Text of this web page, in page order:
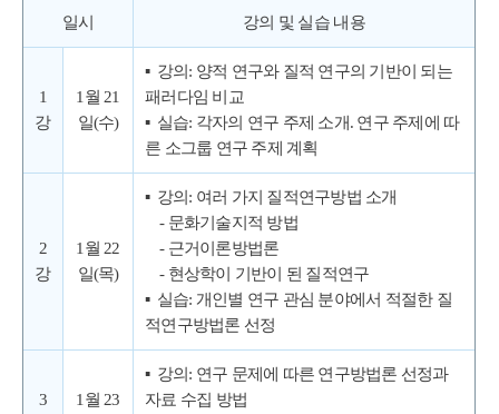
일시 강의 및 실습 내용
1
강
1월 21
일(수)
▪ 강의: 양적 연구와 질적 연구의 기반이 되는
패러다임 비교
▪ 실습: 각자의 연구 주제 소개. 연구 주제에 따
른 소그룹 연구 주제 계획
2
강
1월 22
일(목)
▪ 강의: 여러 가지 질적연구방법 소개
- 문화기술지적 방법
- 근거이론방법론
- 현상학이 기반이 된 질적연구
▪ 실습: 개인별 연구 관심 분야에서 적절한 질
적연구방법론 선정
3
1월 23
▪ 강의: 연구 문제에 따른 연구방법론 선정과
자료 수집 방법